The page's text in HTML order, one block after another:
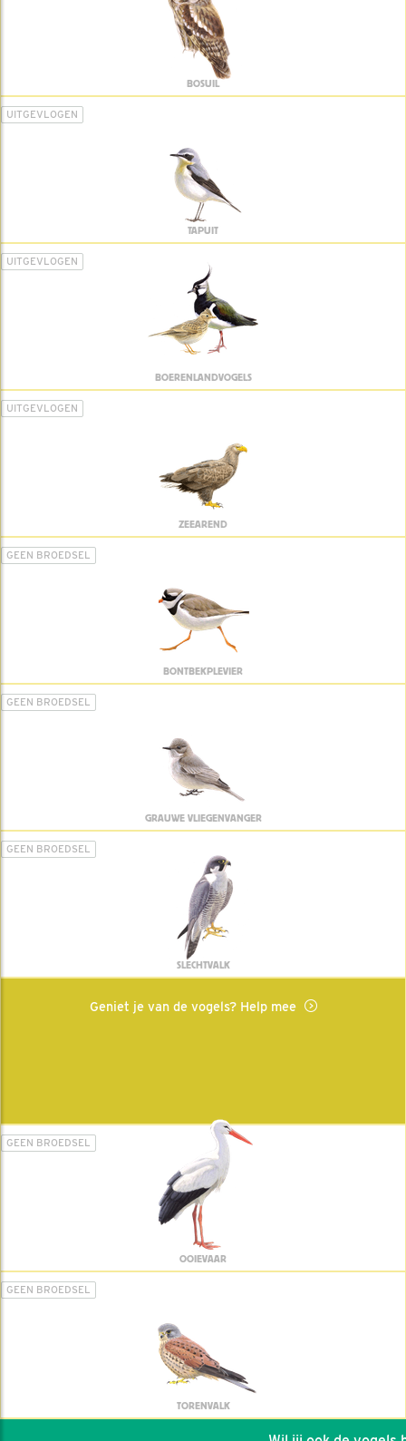
BOSUIL
UITGEVLOGEN
TAPUIT
UITGEVLOGEN
BOERENLANDVOGELS
UITGEVLOGEN
ZEEAREND
GEEN BROEDSEL
BONTBEKPLEVIER
GEEN BROEDSEL
GRAUWE VLIEGENVANGER
GEEN BROEDSEL
SLECHTVALK
Geniet je van de vogels? Help mee
GEEN BROEDSEL
OOIEVAAR
GEEN BROEDSEL
TORENVALK